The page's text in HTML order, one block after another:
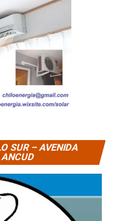
SUR – AVENIDA